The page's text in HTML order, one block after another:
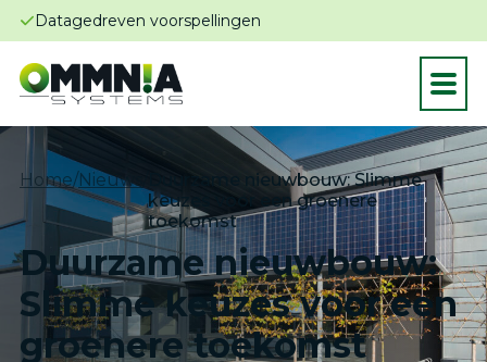
Super slim energie besparen
Home/Nieuws
Duurzame nieuwbouw: Slimme
keuzes voor een groenere
toekomst
Duurzame nieuwbouw:
Slimme keuzes voor een
groenere toekomst